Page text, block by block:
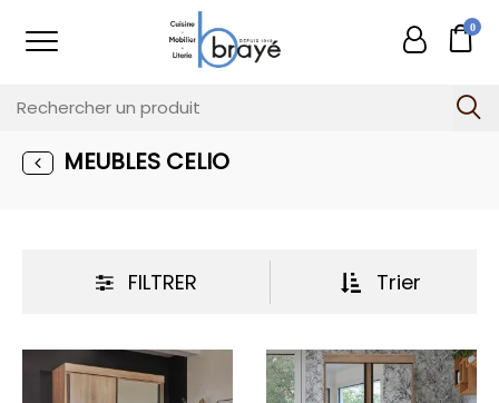
0
MEUBLES CELIO
FILTRER Trier